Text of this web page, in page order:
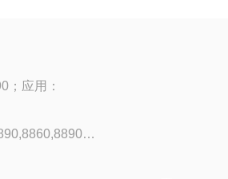
；应用：